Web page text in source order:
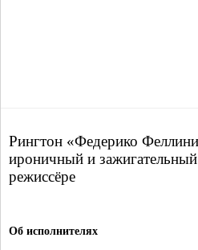
Рингтон «Федерико
ироничный и
режиссёре
Об исполнителях